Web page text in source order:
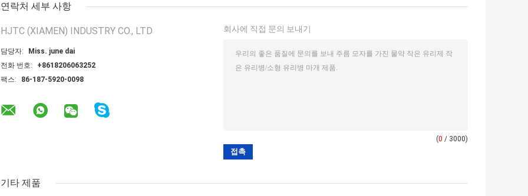
연락처 세부 사항
HJTC (XIAMEN) INDUSTRY CO., LTD
담당자:
Miss. june dai
전화 번호:
+8618206063252
팩스:
86-187-5920-0098
회사에 직접 문의 보내기
(0 / 3000)
기타 제품